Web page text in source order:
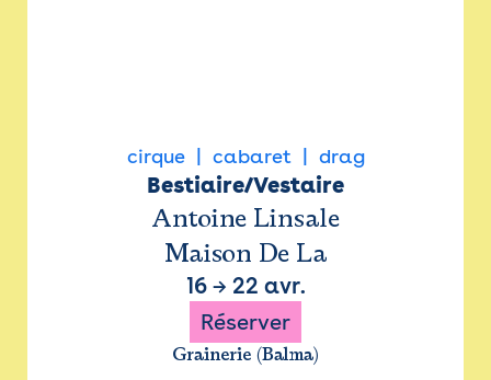
cirque cabaret drag
Bestiaire/Vestaire
Antoine Linsale
Maison De La
16→ 22 avr.
Réserver
Grainerie (Balma)